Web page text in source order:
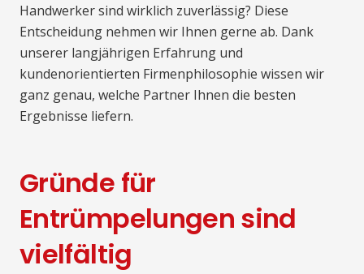
Handwerker sind wirklich zuverlässig? Diese
Entscheidung nehmen wir Ihnen gerne ab. Dank
unserer langjährigen Erfahrung und
kundenorientierten Firmenphilosophie wissen wir
ganz genau, welche Partner Ihnen die besten
Ergebnisse liefern.
Gründe für
Entrümpelungen sind
vielfältig